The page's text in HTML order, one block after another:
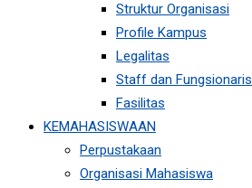
Struktur Organisasi
Profile Kampus
Legalitas
Staff dan Fungsionaris
Fasilitas
KEMAHASISWAAN
Perpustakaan
Organisasi Mahasiswa